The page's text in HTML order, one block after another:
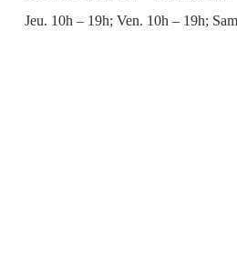
Jeu. 10h – 19h; Ven. 10h – 19h;